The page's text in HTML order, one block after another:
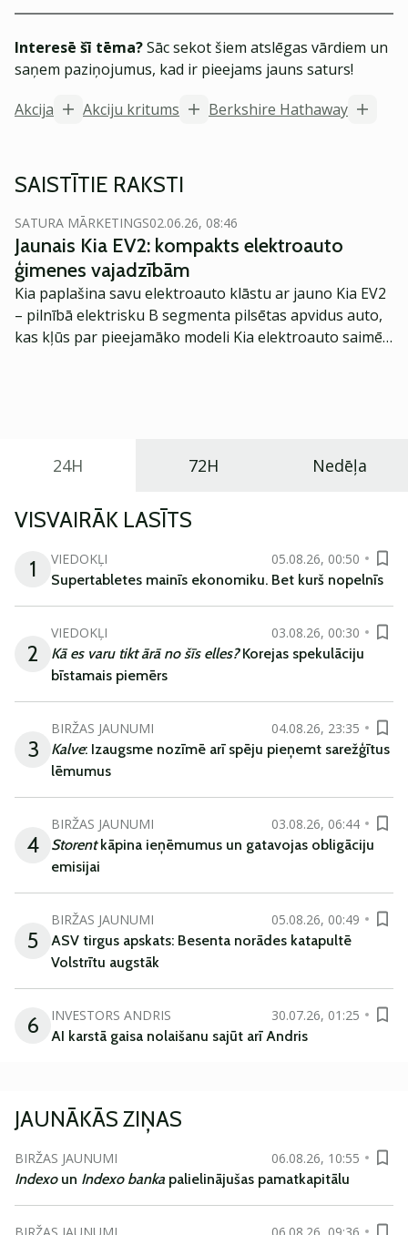
Interesē šī tēma?Sāc sekot šiem atslēgas vārdiem un
saņem paziņojumus, kad ir pieejams jauns saturs!
Akcija
Akciju kritums Berkshire Hathaway
SAISTĪTIE RAKSTI
SATURA MĀRKETINGS02.06.26, 08:46
Jaunais Kia EV2: kompakts elektroauto
ģimenes vajadzībām
Kia paplašina savu elektroauto klāstu ar jauno Kia EV2
– pilnībā elektrisku B segmenta pilsētas apvidus auto,
kas kļūs par pieejamāko modeli Kia elektroauto saimē
24H 72H Nedēļa
VISVAIRĀK LASĪTS
1
VIEDOKĻI
05.08.26, 00:50
Supertabletes mainīs ekonomiku. Bet kurš nopelnīs
2
VIEDOKĻI
03.08.26, 00:30
Kā es varu tikt ārā no šīs elles?Korejas spekulāciju
bīstamais piemērs
3
BIRŽAS JAUNUMI
04.08.26, 23:35
Kalve: Izaugsme nozīmē arī spēju pieņemt sarežģītus
lēmumus
4
BIRŽAS JAUNUMI
03.08.26, 06:44
Storentkāpina ieņēmumus un gatavojas obligāciju
emisijai
5
BIRŽAS JAUNUMI
05.08.26, 00:49
ASV tirgus apskats: Besenta norādes katapultē
Volstrītu augstāk
6 INVESTORS ANDRIS
30.07.26, 01:25
AI karstā gaisa nolaišanu sajūt arī Andris
JAUNĀKĀS ZIŅAS
BIRŽAS JAUNUMI
06.08.26, 10:55
Indexoun Indexo banka palielinājušas pamatkapitālu
BIRŽAS JAUNUMI 06.08.26, 09:36